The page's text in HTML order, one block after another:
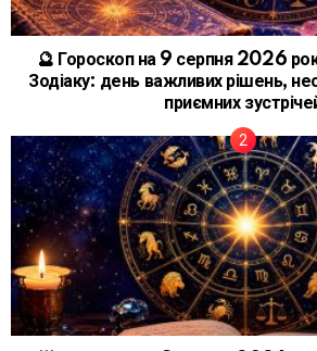
🔮 Гороскоп на 9 серпня 2026
Зодіаку: день важливих рішень,
приємних